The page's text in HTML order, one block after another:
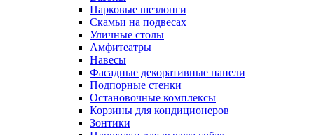
Парковые шезлонги
Скамьи на подвесах
Уличные столы
Амфитеатры
Навесы
Фасадные декоративные панели
Подпорные стенки
Остановочные комплексы
Корзины для кондиционеров
Зонтики